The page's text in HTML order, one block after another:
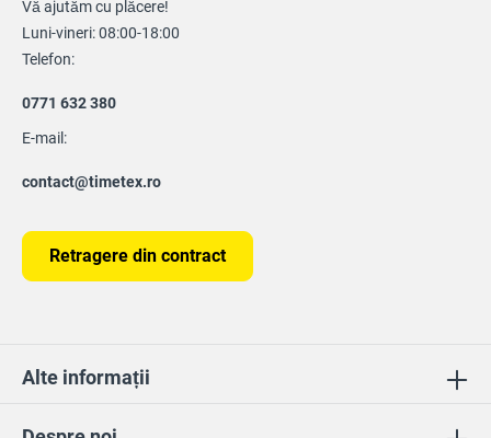
Vă ajutăm cu plăcere!
Luni-vineri: 08:00-18:00
Telefon:
0771 632 380
E-mail:
contact@timetex.ro
Retragere din contract
Alte informații